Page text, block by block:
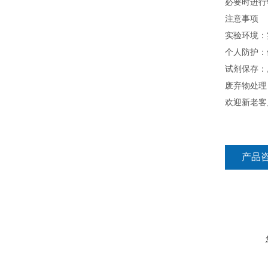
注意事项
实验环境
个人防护
试剂保存
废弃物处
欢迎新老
产品